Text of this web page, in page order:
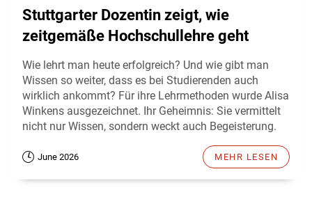
Stuttgarter Dozentin zeigt, wie
zeitgemäße Hochschullehre geht
Wie lehrt man heute erfolgreich? Und wie gibt man
Wissen so weiter, dass es bei Studierenden auch
wirklich ankommt? Für ihre Lehrmethoden wurde Alisa
Winkens ausgezeichnet. Ihr Geheimnis: Sie vermittelt
nicht nur Wissen, sondern weckt auch Begeisterung.
June 2026 MEHR LESEN